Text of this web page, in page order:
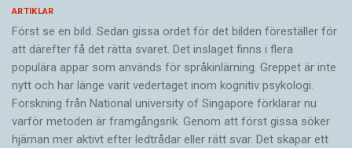
ARTIKLAR
Först se en bild. Sedan gissa ordet för det bilden föreställer för
att därefter få det rätta svaret. Det inslaget finns i flera
populära appar som används för språkinlärning. Greppet är inte
nytt och har länge varit vedertaget inom kognitiv psykologi.
Forskning från National university of Singa­pore förklarar nu
varför metoden är framgångsrik. Genom att först gissa ­söker
hjärnan mer aktivt ­efter ledtrådar eller rätt svar. Det skapar ett